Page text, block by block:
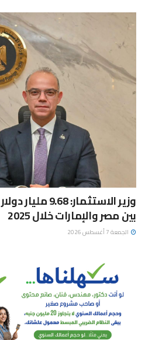
وزير الاستثمار:
بين مصر والإمارات خلال 2025
الجمعة 7 أغسطس 2026